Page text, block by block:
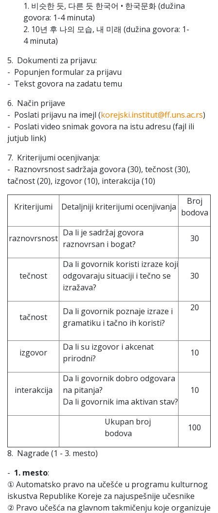
1. 비슷한 듯, 다른 듯 한국어 • 한국문화 (dužina
govora: 1-4 minuta)
2. 10년 후 나의 모습, 내 미래 (dužina govora: 1-
4 minuta)
5. Dokumenti za prijavu:
- Popunjen formular za prijavu
- Tekst govora na zadatu temu
6. Način prijave
- Poslati prijavu na imejl (korejski.institut@ff.uns.ac.rs)
- Poslati video snimak govora na istu adresu (fajl ili
jutjub link)
7. Kriterijumi ocenjivanja:
- Raznovrsnost sadržaja govora (30), tečnost (30),
tačnost (20), izgovor (10), interakcija (10)
Kriterijumi Detaljniji kriterijumi ocenjivanja
Broj
bodova
raznovrsnost
Da li je sadržaj govora
raznovrsan i bogat?
30
tečnost
Da li govornik koristi izraze koji
odgovaraju situaciji i tečno se
izražava?
30
tačnost
Da li govornik poznaje izraze i
gramatiku i tačno ih koristi?
20
izgovor
Da li su izgovor i akcenat
prirodni?
10
interakcija
Da li govornik dobro odgovara
na pitanja?
Da li govornik ima aktivan stav?
10
Ukupan broj
bodova
100
8. Nagrade (1 - 3. mesto)
- 1. mesto:
① Automatsko pravo na učešće u programu kulturnog
iskustva Republike Koreje za najuspešnije učesnike
② Pravo učešća na glavnom takmičenju koje organizuje